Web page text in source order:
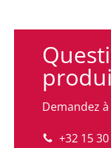
Demandez
+32 15